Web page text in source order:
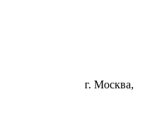
г. Москва,